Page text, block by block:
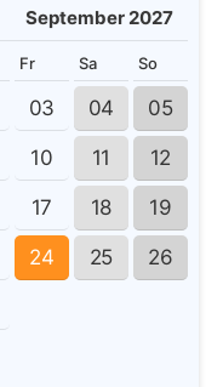
September 2027
Fr Sa So
03 04 05
10 11 12
17 18 19
24 25 26